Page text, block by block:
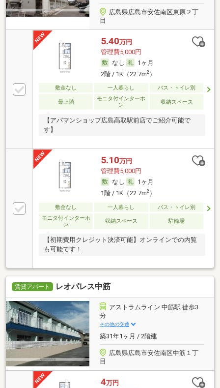
広島県広島市安佐南区東原２丁
目
5.40万円
管理費5,000円
なし
1ヶ月
2階 / 1K（22.7m2）
敷金なし 一人暮らし バス・トイレ別
最上階
モニタ付インターホ
ン
収納スペース
【アパマンショップ広島高取駅前店でご紹介可能で
す】
5.10万円
管理費5,000円
なし
1ヶ月
1階 / 1K（22.7m2）
敷金なし 一人暮らし
バス・トイレ別
モニタ付インターホ
ン
収納スペース 駐輪場
【初期費用クレジット決済可能】オンラインでの内覧
も可能です！
賃貸アパート レオパレス中筋
アストラムライン 中筋駅 徒歩3
分
その他の交通
築31年1ヶ月 / 2階建
広島県広島市安佐南区中筋１丁
目
4万円